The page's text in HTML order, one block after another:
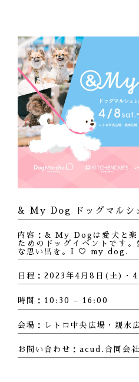
& My Dog ドッグマルシ
内容：& My Dogは愛犬と楽
ためのドッグイベントです
な思い出を。I ♡ my dog.
日程：2023年4月8日(土)・
時間：10:30 – 16:00
会場：レトロ中央広場・親水
お問い合わせ：acud.合同